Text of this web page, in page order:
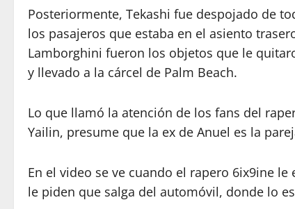
Posteriormente, Tekashi fue despojado de
los pasajeros que estaba en el asiento
Lamborghini fueron los objetos que le
y llevado a la cárcel de Palm Beach.
Lo que llamó la atención de los fans del
Yailin, presume que la ex de Anuel es la
En el video se ve cuando el rapero 6ix9ine
le piden que salga del automóvil, donde lo